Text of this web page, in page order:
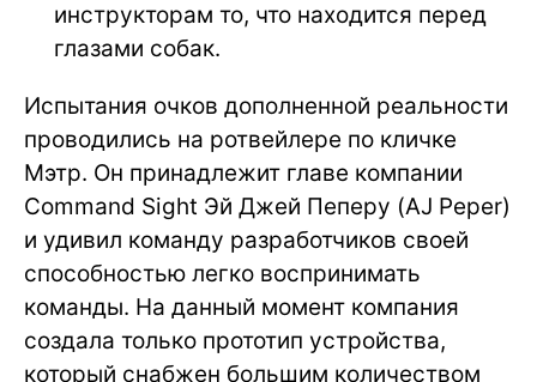
инструкторам то, что находится перед
глазами собак.
Испытания очков дополненной реальности
проводились на ротвейлере по кличке
Мэтр. Он принадлежит главе компании
Command Sight Эй Джей Пеперу (AJ Peper)
и удивил команду разработчиков своей
способностью легко воспринимать
команды. На данный момент компания
создала только прототип устройства,
который снабжен большим количеством